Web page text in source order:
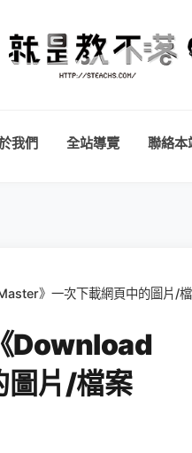
我們 全站導覽 聯絡本
》一次下載網頁中的圖片/
Download
片/檔案